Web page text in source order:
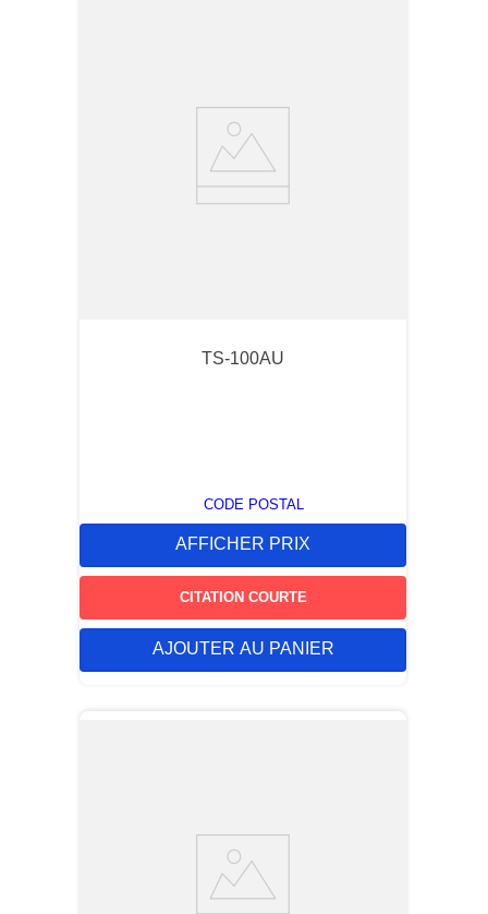
TS-100AU
CODE POSTAL
AFFICHER PRIX
CITATION COURTE
AJOUTER AU PANIER